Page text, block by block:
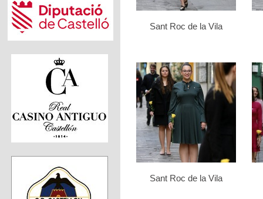
Sant Roc de la Vila
Sant Roc de la Vila